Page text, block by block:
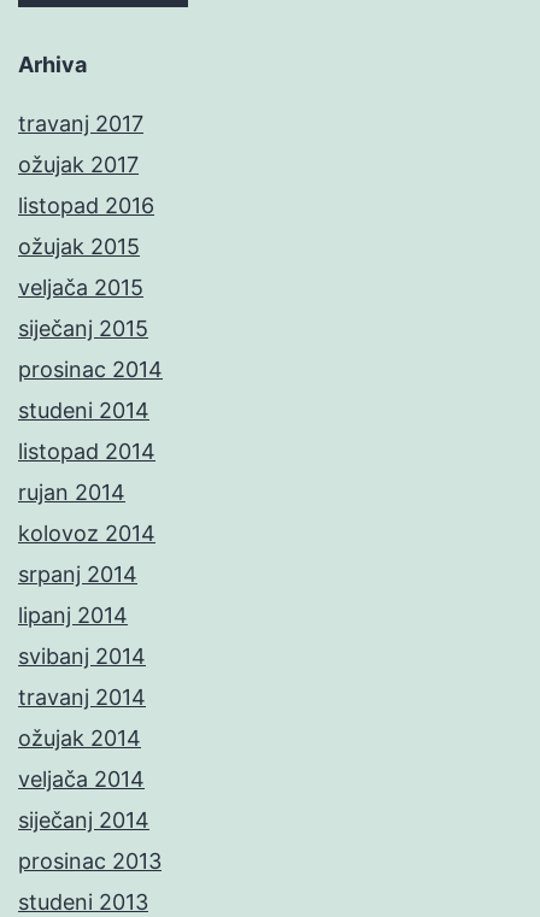
Arhiva
travanj 2017
ožujak 2017
listopad 2016
ožujak 2015
veljača 2015
siječanj 2015
prosinac 2014
studeni 2014
listopad 2014
rujan 2014
kolovoz 2014
srpanj 2014
lipanj 2014
svibanj 2014
travanj 2014
ožujak 2014
veljača 2014
siječanj 2014
prosinac 2013
studeni 2013